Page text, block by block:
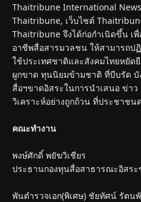
Thaitribune International
Thaitribune, เว็บไซต์
Thaitribune จึงได้ก่อกำเนิดขึ้น เ
อาชีพสื่อสารมวลชน ให้สามารถป
ใช้ประเทศชาติและสังคมไทยหยั
ผูกขาด ทุนนิยมข้ามชาติ ที่บีบรัด
สื่อฯขาดอิสระในการนำเสนอ ข่า
วิเคราะห์อย่างถูกถ้วน ที่ประชาชน
คณะทำงาน
พงษ์ศักดิ์ พยัฆวิเชียร
ประธานกองทุนสื่อสาธารณะอิสร
พันตำรวจเอก(พิเศษ) ชัยทัศน์ รัตน